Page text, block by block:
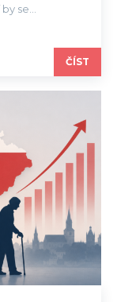
se...
ČÍST